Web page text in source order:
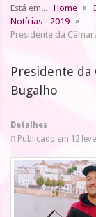
Está em... Home
Notícias - 2019
Presidente da
Presidente da
Bugalho
Detalhes
Publicado em 12